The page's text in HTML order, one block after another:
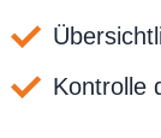
Kontrolle